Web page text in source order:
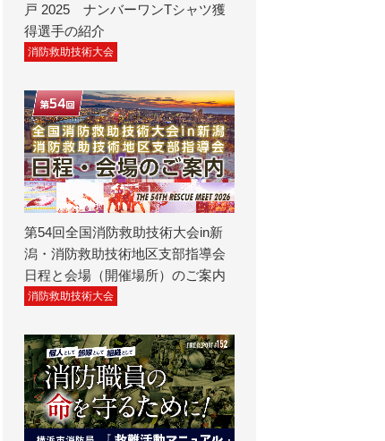
戸 2025 ナンバーワンTシャツ獲
得選手の紹介
消防救助技術大会
第54回全国消防救助技術大会in新
潟・消防救助技術地区支部指導会
日程と会場（開催場所）のご案内
消防救助技術大会